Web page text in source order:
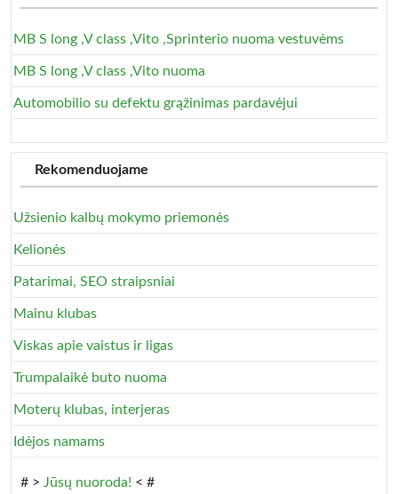
MB S long ,V class ,Vito ,Sprinterio nuoma vestuvėms
MB S long ,V class ,Vito nuoma
Automobilio su defektu grąžinimas pardavėjui
Rekomenduojame
Užsienio kalbų mokymo priemonės
Kelionės
Patarimai, SEO straipsniai
Mainu klubas
Viskas apie vaistus ir ligas
Trumpalaikė buto nuoma
Moterų klubas, interjeras
Idėjos namams
# > Jūsų nuoroda! < #